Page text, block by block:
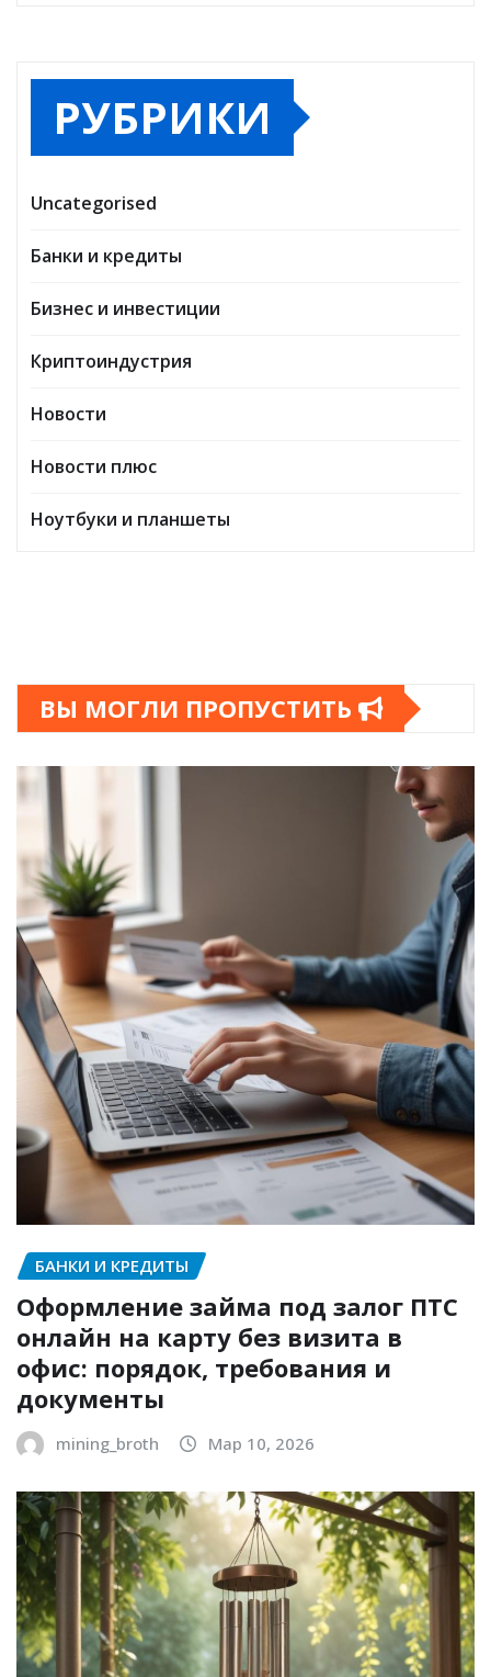
РУБРИКИ
Uncategorised
Банки и кредиты
Бизнес и инвестиции
Криптоиндустрия
Новости
Новости плюс
Ноутбуки и планшеты
ВЫ МОГЛИ ПРОПУСТИТЬ
БАНКИ И КРЕДИТЫ
Оформление займа под залог ПТС
онлайн на карту без визита в
офис: порядок, требования и
документы
mining_broth Мар 10, 2026